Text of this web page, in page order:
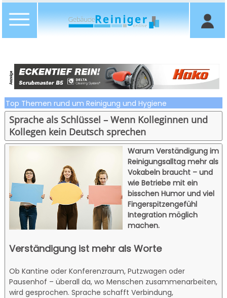
Top Themen rund um Reinigung und Hygiene
Sprache als Schlüssel – Wenn Kolleginnen und
Kollegen kein Deutsch sprechen
Warum Verständigung im
Reinigungsalltag mehr als
Vokabeln braucht – und
wie Betriebe mit ein
bisschen Humor und viel
Fingerspitzengefühl
Integration möglich
machen.
Verständigung ist mehr als Worte
Ob Kantine oder Konferenzraum, Putzwagen oder
Pausenhof – überall da, wo Menschen zusammenarbeiten,
wird gesprochen. Sprache schafft Verbindung,